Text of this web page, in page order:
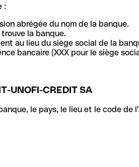
:
abrégée du nom de la banque.
la banque.
au lieu du siège social de la
bancaire (XXX pour le siège
UNOFI-CREDIT SA
le pays, le lieu et le code de